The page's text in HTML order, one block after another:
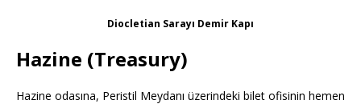
Diocletian Sarayı Demir Kapı
Hazine (Treasury)
Hazine odasına, Peristil Meydanı üzerindeki bilet ofisinin hemen